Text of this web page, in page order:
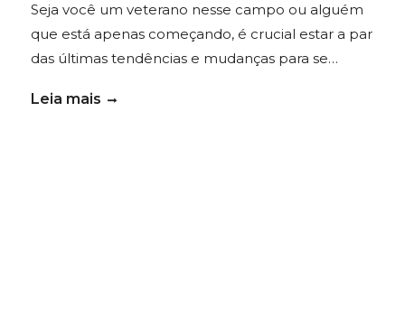
Seja você um veterano nesse campo ou alguém
que está apenas começando, é crucial estar a par
das últimas tendências e mudanças para se…
Leia mais